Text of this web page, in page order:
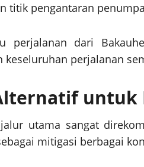
titik pengantaran
perjalanan dari
keseluruhan perjalanan
untuk
utama sangat
mitigasi berbagai